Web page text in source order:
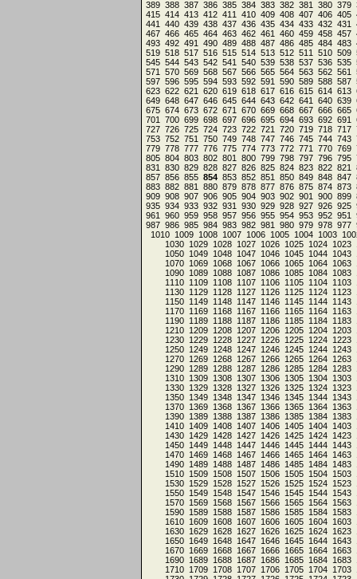
379
380
381
382
383
384
385
386
387
388
389
405
406
407
408
409
410
411
412
413
414
415
431
432
433
434
435
436
437
438
439
440
441
457
458
459
460
461
462
463
464
465
466
467
483
484
485
486
487
488
489
490
491
492
493
509
510
511
512
513
514
515
516
517
518
519
535
536
537
538
539
540
541
542
543
544
545
561
562
563
564
565
566
567
568
569
570
571
587
588
589
590
591
592
593
594
595
596
597
613
614
615
616
617
618
619
620
621
622
623
639
640
641
642
643
644
645
646
647
648
649
665
666
667
668
669
670
671
672
673
674
675
691
692
693
694
695
696
697
698
699
700
701
717
718
719
720
721
722
723
724
725
726
727
743
744
745
746
747
748
749
750
751
752
753
769
770
771
772
773
774
775
776
777
778
779
795
796
797
798
799
800
801
802
803
804
805
821
822
823
824
825
826
827
828
829
830
831
847
848
849
850
851
852
853
854
855
856
857
873
874
875
876
877
878
879
880
881
882
883
899
900
901
902
903
904
905
906
907
908
909
925
926
927
928
929
930
931
932
933
934
935
951
952
953
954
955
956
957
958
959
960
961
977
978
979
980
981
982
983
984
985
986
987
1003
1004
1005
1006
1007
1008
1009
1010
1023
1024
1025
1026
1027
1028
1029
1030
1043
1044
1045
1046
1047
1048
1049
1050
1063
1064
1065
1066
1067
1068
1069
1070
1083
1084
1085
1086
1087
1088
1089
1090
1103
1104
1105
1106
1107
1108
1109
1110
1123
1124
1125
1126
1127
1128
1129
1130
1143
1144
1145
1146
1147
1148
1149
1150
1163
1164
1165
1166
1167
1168
1169
1170
1183
1184
1185
1186
1187
1188
1189
1190
1203
1204
1205
1206
1207
1208
1209
1210
1223
1224
1225
1226
1227
1228
1229
1230
1243
1244
1245
1246
1247
1248
1249
1250
1263
1264
1265
1266
1267
1268
1269
1270
1283
1284
1285
1286
1287
1288
1289
1290
1303
1304
1305
1306
1307
1308
1309
1310
1323
1324
1325
1326
1327
1328
1329
1330
1343
1344
1345
1346
1347
1348
1349
1350
1363
1364
1365
1366
1367
1368
1369
1370
1383
1384
1385
1386
1387
1388
1389
1390
1403
1404
1405
1406
1407
1408
1409
1410
1423
1424
1425
1426
1427
1428
1429
1430
1443
1444
1445
1446
1447
1448
1449
1450
1463
1464
1465
1466
1467
1468
1469
1470
1483
1484
1485
1486
1487
1488
1489
1490
1503
1504
1505
1506
1507
1508
1509
1510
1523
1524
1525
1526
1527
1528
1529
1530
1543
1544
1545
1546
1547
1548
1549
1550
1563
1564
1565
1566
1567
1568
1569
1570
1583
1584
1585
1586
1587
1588
1589
1590
1603
1604
1605
1606
1607
1608
1609
1610
1623
1624
1625
1626
1627
1628
1629
1630
1643
1644
1645
1646
1647
1648
1649
1650
1663
1664
1665
1666
1667
1668
1669
1670
1683
1684
1685
1686
1687
1688
1689
1690
1703
1704
1705
1706
1707
1708
1709
1710